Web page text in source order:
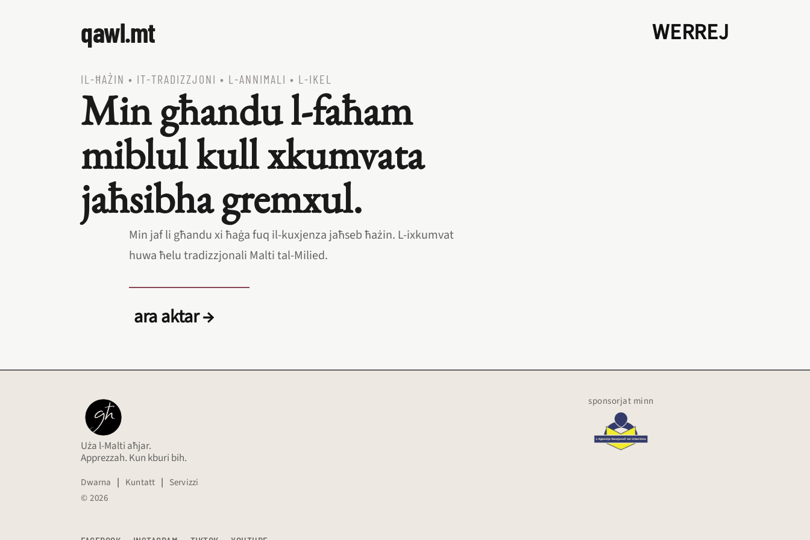
qawl.mt WERREJ
IL‑ĦAŻIN • IT‑TRADIZZJONI • L‑ANNIMALI • L‑IKEL
Min għandu l‑faħam
miblul kull xkumvata
jaħsibha gremxul.
Min jaf li għandu xi ħaġa fuq il‑kuxjenza jaħseb ħażin. L‑ixkumvat
huwa ħelu tradizzjonali Malti tal‑Milied.
ara aktar →
Uża l-Malti aħjar.
Apprezzah. Kun kburi bih.
Dwarna | Kuntatt | Servizzi
© 2026
sponsorjat minn